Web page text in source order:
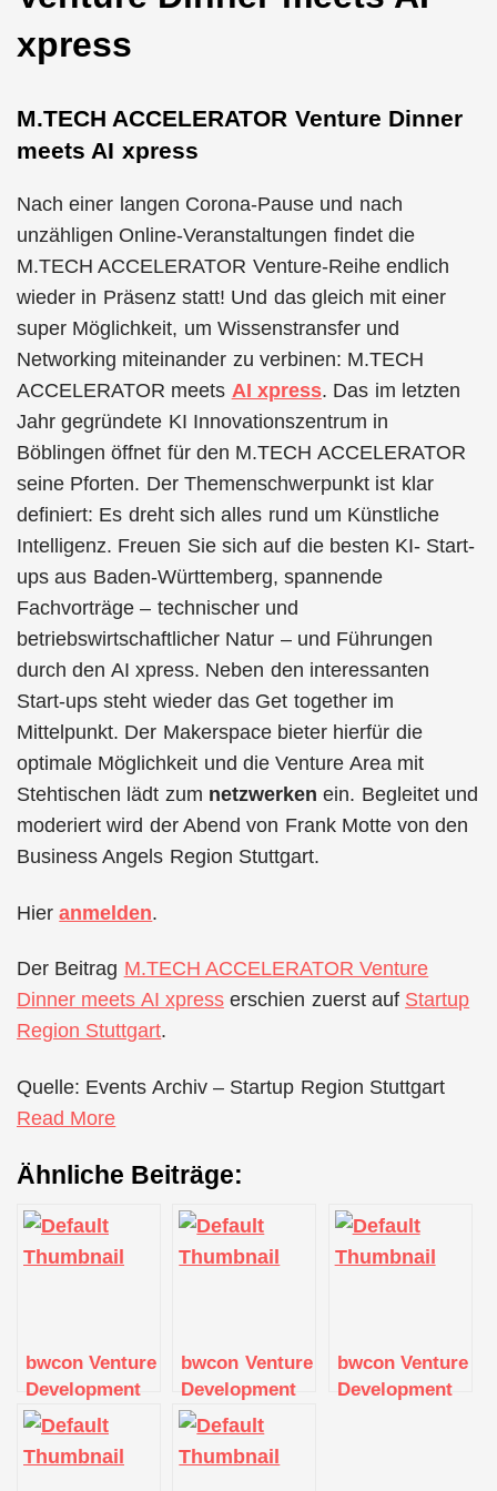
xpress
M.TECH ACCELERATOR Venture Dinner
meets AI xpress
Nach einer langen Corona-Pause und nach
unzähligen Online-Veranstaltungen findet die
M.TECH ACCELERATOR Venture-Reihe endlich
wieder in Präsenz statt! Und das gleich mit einer
super Möglichkeit, um Wissenstransfer und
Networking miteinander zu verbinen: M.TECH
ACCELERATOR meets AI xpress. Das im letzten
Jahr gegründete KI Innovationszentrum in
Böblingen öffnet für den M.TECH ACCELERATOR
seine Pforten. Der Themenschwerpunkt ist klar
definiert: Es dreht sich alles rund um Künstliche
Intelligenz. Freuen Sie sich auf die besten KI- Start-
ups aus Baden-Württemberg, spannende
Fachvorträge – technischer und
betriebswirtschaftlicher Natur – und Führungen
durch den AI xpress. Neben den interessanten
Start-ups steht wieder das Get together im
Mittelpunkt. Der Makerspace bieter hierfür die
optimale Möglichkeit und die Venture Area mit
Stehtischen lädt zum netzwerken ein. Begleitet und
moderiert wird der Abend von Frank Motte von den
Business Angels Region Stuttgart.
Hieranmelden.
Der Beitrag M.TECH ACCELERATOR Venture
Dinner meets AI xpresserschien zuerst auf Startup
Region Stuttgart.
Quelle: Events Archiv – Startup Region Stuttgart
Read More
Ähnliche Beiträge:
bwcon Venture
Development
Workshop
bwcon Venture
Development
Workshop
bwcon Venture
Development